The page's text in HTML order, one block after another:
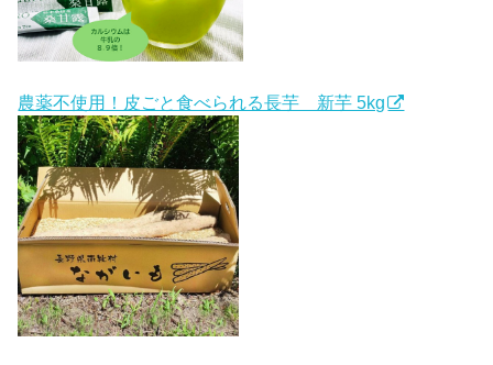
農薬不使用！皮ごと食べられる長芋 新芋 5kg